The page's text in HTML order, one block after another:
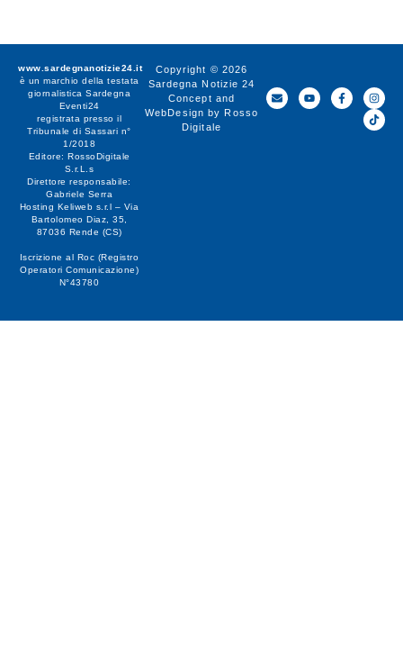
Copyright © 2026
Sardegna Notizie 24
Concept and
WebDesign by Rosso
Digitale
www.sardegnanotizie24.it
è un marchio della testata
giornalistica Sardegna
Eventi24
registrata presso il
Tribunale di Sassari n°
1/2018
Editore: RossoDigitale
S.r.L.s
Direttore responsabile:
Gabriele Serra
Hosting Keliweb s.r.l – Via
Bartolomeo Diaz, 35,
87036 Rende (CS)
Iscrizione al Roc (Registro
Operatori Comunicazione)
N°43780